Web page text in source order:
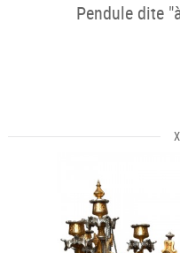
Pendule dite